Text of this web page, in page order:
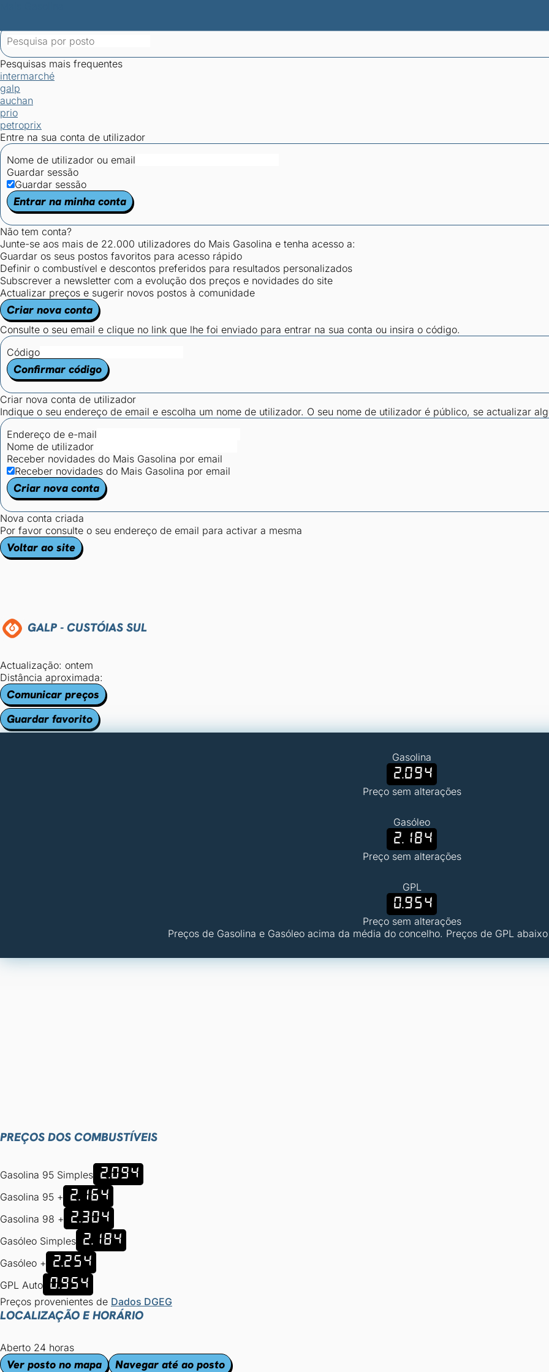
Pesquisas mais frequentes
intermarché
galp
auchan
prio
petroprix
Entre na sua conta de utilizador
Nome de utilizador ou email
Guardar sessão
Guardar sessão
Entrar na minha conta
Não tem conta?
Junte-se aos mais de 22.000 utilizadores do Mais Gasolina e tenha acesso a:
Guardar os seus postos favoritos para acesso rápido
Definir o combustível e descontos preferidos para resultados personalizados
Subscrever a newsletter com a evolução dos preços e novidades do site
Actualizar preços e sugerir novos postos à comunidade
Criar nova conta
Consulte o seu email e clique no link que lhe foi enviado para entrar na sua conta ou insira o código.
Código
Confirmar código
Criar nova conta de utilizador
Indique o seu endereço de email e escolha um nome de utilizador. O seu nome de utilizador é público, se actualizar
Endereço de e-mail
Nome de utilizador
Receber novidades do Mais Gasolina por email
Receber novidades do Mais Gasolina por email
Criar nova conta
Nova conta criada
Por favor consulte o seu endereço de email para activar a mesma
Voltar ao site
GALP - CUSTÓIAS SUL
Actualização: ontem
Distância aproximada:
Comunicar preços
Guardar favorito
Gasolina
2.094
Preço sem alterações
Gasóleo
2.184
Preço sem alterações
GPL
0.954
Preço sem alterações
Preços de Gasolina e Gasóleo acima da média do concelho. Preços de GPL
PREÇOS DOS COMBUSTÍVEIS
Gasolina 95 Simples 2.094
Gasolina 95 + 2.164
Gasolina 98 + 2.304
Gasóleo Simples 2.184
Gasóleo + 2.254
GPL Auto 0.954
Preços provenientes de Dados DGEG
LOCALIZAÇÃO E HORÁRIO
Aberto 24 horas
Ver posto no mapa Navegar até ao posto